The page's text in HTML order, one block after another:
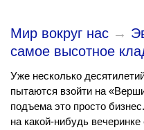
Мир вокруг нас →
самое высотное
Уже несколько
пытаются взойти на
подъема это просто
на какой-нибудь